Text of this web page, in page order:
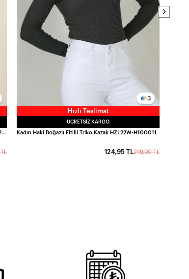
Kadın Bej Boğazlı Fitilli Triko Balıkçı Yaka Kazak HZL22W-BD1445001
Hızlı Teslimat
3
ÜCRETSIZ KARGO
Kadın Haki Boğazlı Fitilli Triko Kazak HZL22W-H100011
249,90 TL
124,95 TL